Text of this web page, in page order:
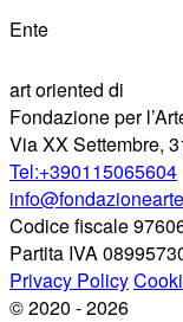
Ente
art oriented di
Fondazione per
Via XX Settembre,
Tel:+390115065604
Codice fiscale
Partita IVA
Privacy Policy
© 2020 - 2026